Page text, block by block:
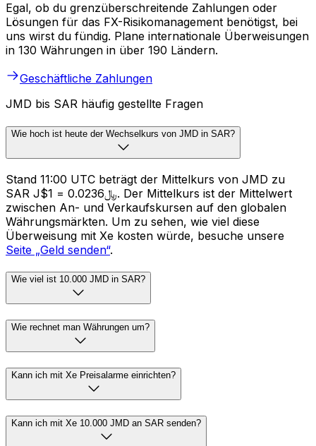
Egal, ob du grenzüberschreitende Zahlungen oder
Lösungen für das FX-Risikomanagement benötigst, bei
uns wirst du fündig. Plane internationale Überweisungen
in 130 Währungen in über 190 Ländern.
Geschäftliche Zahlungen
JMD bis SAR häufig gestellte Fragen
Wie hoch ist heute der Wechselkurs von JMD in SAR?
Stand 11:00 UTC beträgt der Mittelkurs von JMD zu
SAR J$1 = ﷼0.0236. Der Mittelkurs ist der Mittelwert
zwischen An- und Verkaufskursen auf den globalen
Währungsmärkten. Um zu sehen, wie viel diese
Überweisung mit Xe kosten würde, besuche unsere
Seite „Geld senden“.
Wie viel ist 10.000 JMD in SAR?
Wie rechnet man Währungen um?
Kann ich mit Xe Preisalarme einrichten?
Kann ich mit Xe 10.000 JMD an SAR senden?